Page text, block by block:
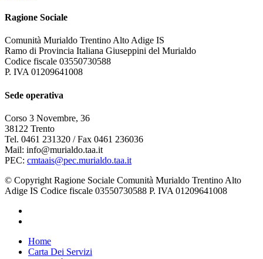
Ragione Sociale
Comunità Murialdo Trentino Alto Adige IS
Ramo di Provincia Italiana Giuseppini del Murialdo
Codice fiscale 03550730588
P. IVA 01209641008
Sede operativa
Corso 3 Novembre, 36
38122 Trento
Tel. 0461 231320 / Fax 0461 236036
Mail: info@murialdo.taa.it
PEC: cmtaais@pec.murialdo.taa.it
© Copyright Ragione Sociale Comunità Murialdo Trentino Alto
Adige IS Codice fiscale 03550730588 P. IVA 01209641008
Close
Menu
Home
Carta Dei Servizi